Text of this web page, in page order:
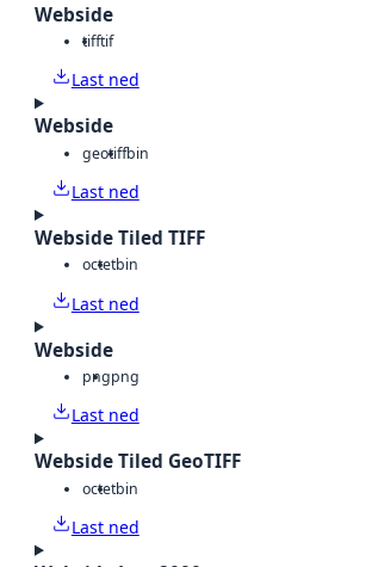
Webside
tifftif
Last ned
Webside
geotiffbin
Last ned
Webside Tiled TIFF
octetbin
Last ned
Webside
pngpng
Last ned
Webside Tiled GeoTIFF
octetbin
Last ned